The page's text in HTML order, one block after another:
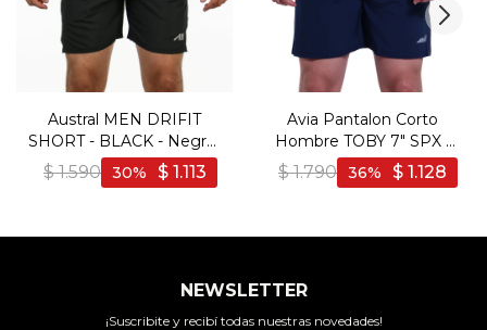
Austral MEN DRIFIT
SHORT - BLACK - Negro-
Negro
$ 1.590 $ 1.113
30
Avia Pantalon Corto
Hombre TOBY 7" SPX -
Marino - Marino
$ 1.790 $ 1.128
36
NEWSLETTER
¡Suscribite y recibí todas nuestras novedades!